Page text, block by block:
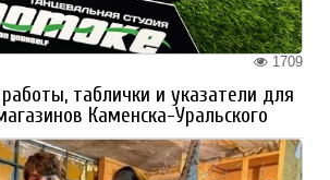
1709
таблички и указатели для
Каменска-Уральского